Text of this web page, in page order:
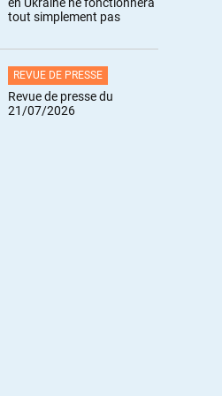
tout simplement pas
REVUE DE PRESSE
Revue de presse du
21/07/2026